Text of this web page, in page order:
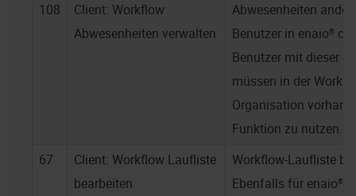
108
Client: Workflow
Abwesenheiten verwalten
Abwesenheiten
Benutzer in enaio®
Benutzer mit dieser
müssen in der
Organisation
Funktion zu nutzen.
67
Client: Workflow Laufliste
bearbeiten
Workflow-Laufliste
Ebenfalls für enaio®